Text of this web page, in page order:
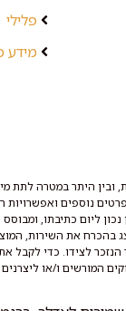
פלילי
מידע
ובין היתר במטרה לתת
נוספים ואפשרויות
נכון ליום כתיבתו,
בהכרח את השירות,
לצידו. כדי לקבל
המורשים ו/או